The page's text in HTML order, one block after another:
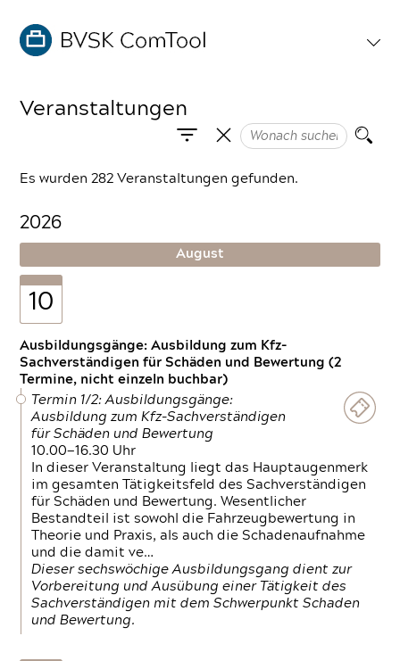
Veranstaltungen
Es wurden 282 Veranstaltungen gefunden.
2026
August
10
Ausbildungsgänge: Ausbildung zum Kfz-
Sachverständigen für Schäden und Bewertung (2
Termine, nicht einzeln buchbar)
Termin 1/2: Ausbildungsgänge:
Ausbildung zum Kfz-Sachverständigen
für Schäden und Bewertung
10.00—16.30 Uhr
In dieser Veranstaltung liegt das Hauptaugenmerk
im gesamten Tätigkeitsfeld des Sachverständigen
für Schäden und Bewertung. Wesentlicher
Bestandteil ist sowohl die Fahrzeugbewertung in
Theorie und Praxis, als auch die Schadenaufnahme
und die damit ve…
Dieser sechswöchige Ausbildungsgang dient zur
Vorbereitung und Ausübung einer Tätigkeit des
Sachverständigen mit dem Schwerpunkt Schaden
und Bewertung.